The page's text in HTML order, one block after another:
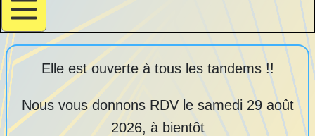
Elle est ouverte à tous les tandems !!
Nous vous donnons RDV le samedi 29 août
2026, à bientôt